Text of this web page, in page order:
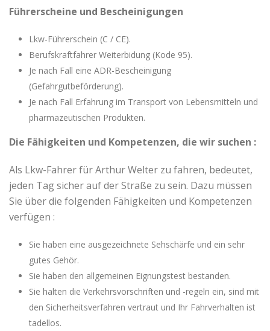
Führerscheine und Bescheinigungen
Lkw-Führerschein (C / CE).
Berufskraftfahrer Weiterbidung (Kode 95).
Je nach Fall eine ADR-Bescheinigung
(Gefahrgutbeförderung).
Je nach Fall Erfahrung im Transport von Lebensmitteln und
pharmazeutischen Produkten.
Die Fähigkeiten und Kompetenzen, die wir suchen :
Als Lkw-Fahrer für Arthur Welter zu fahren, bedeutet,
jeden Tag sicher auf der Straße zu sein. Dazu müssen
Sie über die folgenden Fähigkeiten und Kompetenzen
verfügen :
Sie haben eine ausgezeichnete Sehschärfe und ein sehr
gutes Gehör.
Sie haben den allgemeinen Eignungstest bestanden.
Sie halten die Verkehrsvorschriften und -regeln ein, sind mit
den Sicherheitsverfahren vertraut und Ihr Fahrverhalten ist
tadellos.